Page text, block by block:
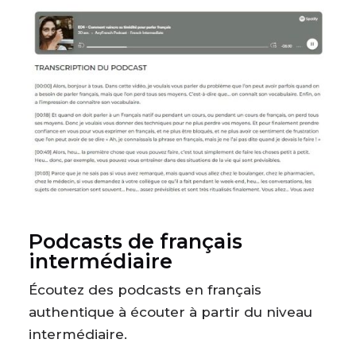
Podcasts de français
intermédiaire
Écoutez des podcasts en français
authentique à écouter à partir du niveau
intermédiaire.